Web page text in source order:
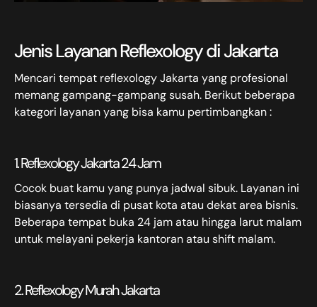
Jenis Layanan Reflexology di Jakarta
Mencari tempat reflexology Jakarta yang profesional
memang gampang-gampang susah. Berikut beberapa
kategori layanan yang bisa kamu pertimbangkan :
1. Reflexology Jakarta 24 Jam
Cocok buat kamu yang punya jadwal sibuk. Layanan ini
biasanya tersedia di pusat kota atau dekat area bisnis.
Beberapa tempat buka 24 jam atau hingga larut malam
untuk melayani pekerja kantoran atau shift malam.
2. Reflexology Murah Jakarta